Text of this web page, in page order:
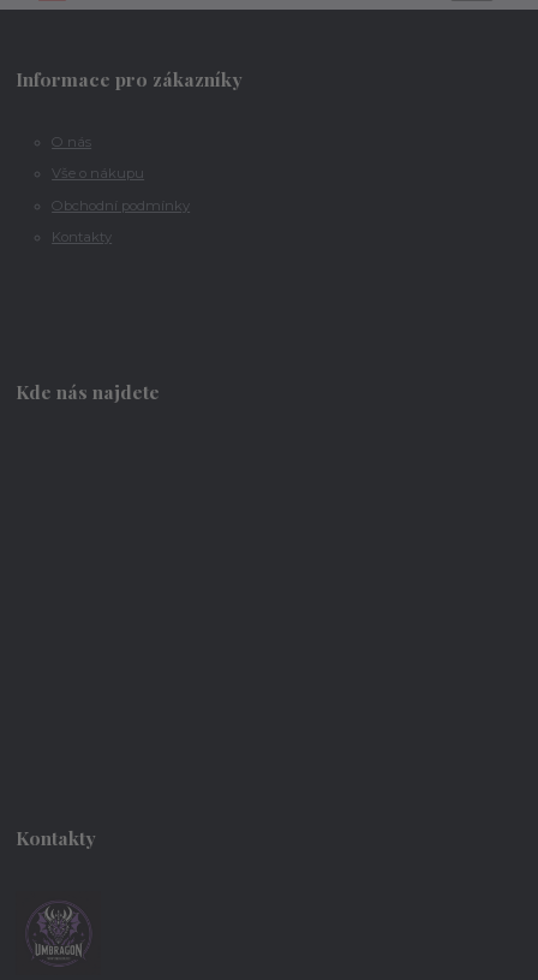
Informace pro zákazníky
O nás
Vše o nákupu
Obchodní podmínky
Kontakty
Kde nás najdete
Kontakty